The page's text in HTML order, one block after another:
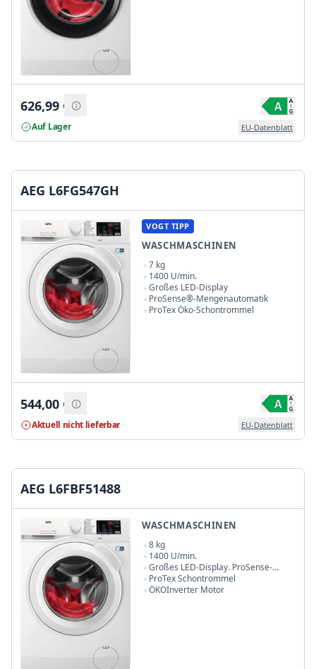
626,99 €
Auf Lager EU-Datenblatt
AEG L6FG547GH
VOGT TIPP
WASCHMASCHINEN
7 kg
1400 U/min.
Großes LED-Display
ProSense®-Mengenautomatik
ProTex Öko-Schontrommel
544,00 €
Aktuell nicht lieferbar EU-Datenblatt
AEG L6FBF51488
WASCHMASCHINEN
8 kg
1400 U/min.
Großes LED-Display. ProSense-
Mengenautomatik
ProTex Schontrommel
ÖKOInverter Motor